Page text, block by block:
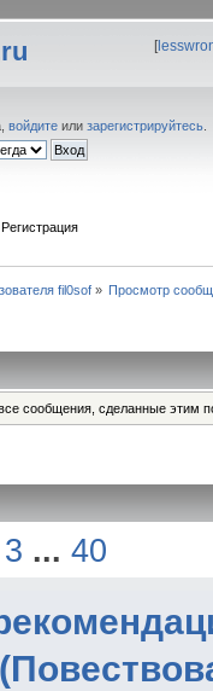
[
войдите или зарегистрируйтесь
Регистрация
fil0sof» Просмотр
сообщения, сделанные этим
3 ...40